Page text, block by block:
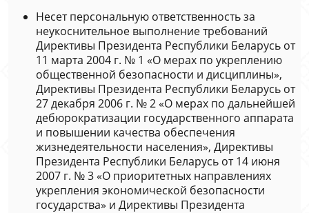
Несет персональную ответственность за
неукоснительное выполнение требований
Директивы Президента Республики Беларусь от
11 марта 2004 г. № 1 «О мерах по укреплению
общественной безопасности и дисциплины»,
Директивы Президента Республики Беларусь от
27 декабря 2006 г. № 2 «О мерах по дальнейшей
дебюрократизации государственного аппарата
и повышении качества обеспечения
жизнедеятельности населения», Директивы
Президента Республики Беларусь от 14 июня
2007 г. № 3 «О приоритетных направлениях
укрепления экономической безопасности
государства» и Директивы Президента